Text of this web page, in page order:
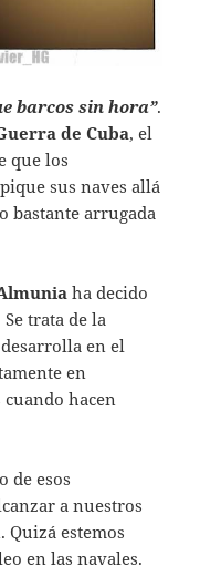
barcos sin hora”.
de Cuba, el
que los
sus naves allá
bastante arrugada
ha decido
trata de la
en el
en
hacen
de esos
a nuestros
estemos
en las navales.